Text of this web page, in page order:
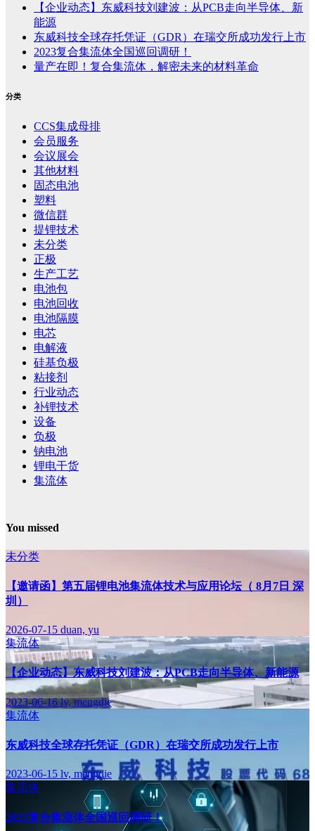
【企业动态】东威科技刘建波：从PCB走向半导体、新
能源
东威科技全球存托凭证（GDR）在瑞交所成功发行上市
2023复合集流体全国巡回调研！
量产在即！复合集流体，解密未来的材料革命
分类
CCS集成母排
会员服务
会议展会
其他材料
固态电池
塑料
微信群
提锂技术
未分类
正极
生产工艺
电池包
电池回收
电池隔膜
电芯
电解液
硅基负极
粘接剂
行业动态
补锂技术
设备
负极
钠电池
锂电干货
集流体
You missed
未分类
【邀请函】第五届锂电池集流体技术与应用论坛（ 8月7日 深
圳）
2026-07-15 duan, yu
集流体
【企业动态】东威科技刘建波：从PCB走向半导体、新能源
2023-06-16lv, mengdie
集流体
东威科技全球存托凭证（GDR）在瑞交所成功发行上市
2023-06-15 lv, mengdie
集流体
2023复合集流体全国巡回调研！